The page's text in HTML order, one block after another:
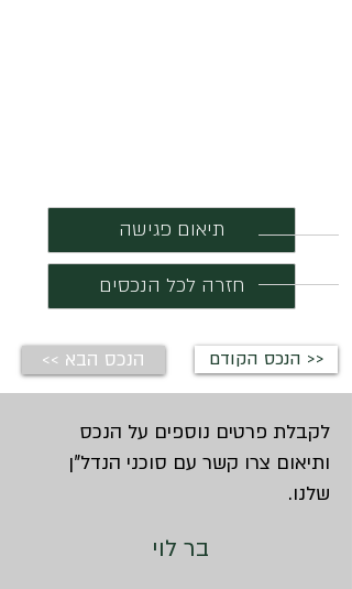
תיאום פגישה
חזרה לכל הנכסים
<< הנכס הבא הנכס הקודם >>
לקבלת פרטים נוספים על הנכס
ותיאום צרו קשר עם סוכני הנדל"ן
שלנו.
בר לוי